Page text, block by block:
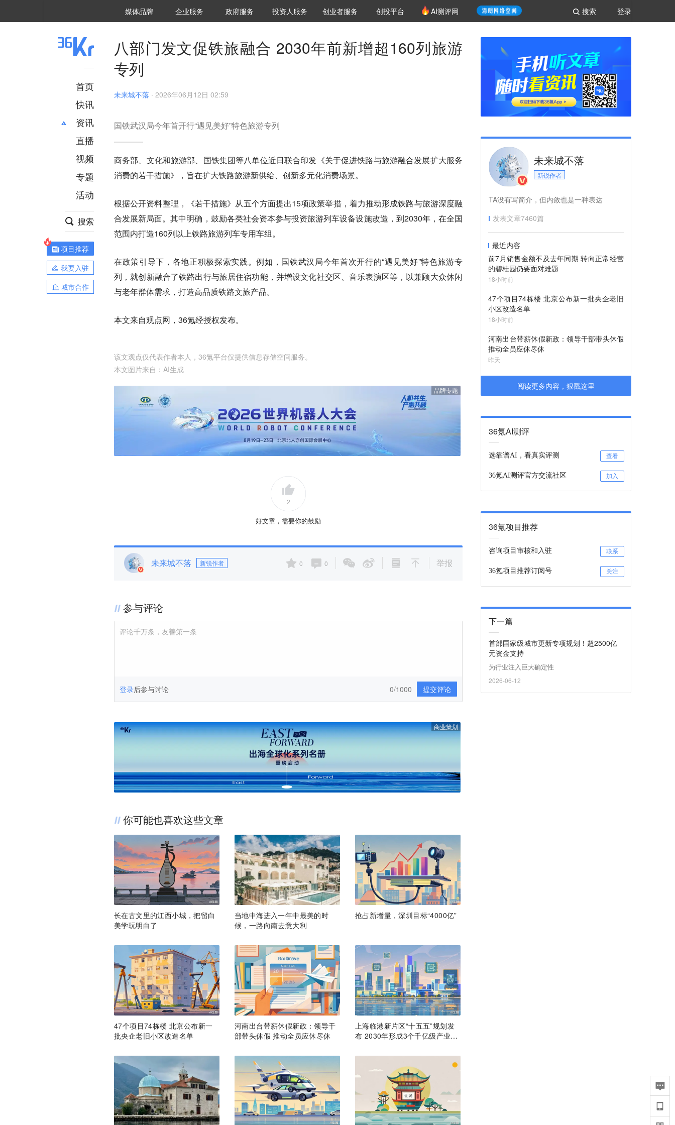
登录
搜索
媒体品牌 36Kr研究院
企业服务 城市之窗
政府服务 VClub投资机构库
投资机构职位推介
投资人服务 创投氪堂
创业者服务 创投平台 AI测评网
首页
快讯
资讯
推荐
财经
项目推荐
安徽
直播
视频
专题
活动
搜索
项目推荐
我要入驻
城市合作
八部门发文促铁旅融合 2030年前新增超160列旅游
专列
未来城不落 · 2026年06月12日 02:59
国铁武汉局今年首开行“遇见美好”特色旅游专列
商务部、文化和旅游部、国铁集团等八单位近日联合印发《关于促进铁路与旅游融合发展扩大服务
消费的若干措施》，旨在扩大铁路旅游新供给、创新多元化消费场景。
根据公开资料整理，《若干措施》从五个方面提出15项政策举措，着力推动形成铁路与旅游深度融
合发展新局面。其中明确，鼓励各类社会资本参与投资旅游列车设备设施改造，到2030年，在全国
范围内打造160列以上铁路旅游列车专用车组。
在政策引导下，各地正积极探索实践。例如，国铁武汉局今年首次开行的“遇见美好”特色旅游专
列，就创新融合了铁路出行与旅居住宿功能，并增设文化社交区、音乐表演区等，以兼顾大众休闲
与老年群体需求，打造高品质铁路文旅产品。
本文来自观点网，36氪经授权发布。
该文观点仅代表作者本人，36氪平台仅提供信息存储空间服务。
本文图片来自： AI生成
品牌专题
2
好文章，需要你的鼓励
未来城不落 新锐作者 0 0 举报
参与评论
评论千万条，友善第一条
登录后参与讨论 提交评论
0/1000
商业策划
你可能也喜欢这些文章
长在古文里的江西小城，把留白
美学玩明白了
当地中海进入一年中最美的时
候，一路向南去意大利
抢占新增量，深圳目标“4000亿”
47个项目74栋楼 北京公布新一
批央企老旧小区改造名单
河南出台带薪休假新政：领导干
部带头休假 推动全员应休尽休
上海临港新片区“十五五”规划发
布 2030年形成3个千亿级产业集
未来城不落
新锐作者
TA没有写简介，但内敛也是一种表达
发表文章7460篇
最近内容
前7月销售金额不及去年同期 转向正常经营
的碧桂园仍要面对难题
18小时前
47个项目74栋楼 北京公布新一批央企老旧
小区改造名单
18小时前
河南出台带薪休假新政：领导干部带头休假
推动全员应休尽休
昨天
阅读更多内容，狠戳这里
36氪AI测评
选靠谱AI，看真实评测 查看
36氪AI测评官方交流社区 加入
36氪项目推荐
咨询项目审核和入驻 联系
36氪项目推荐订阅号 关注
下一篇
首部国家级城市更新专项规划！超2500亿
元资金支持
为行业注入巨大确定性
2026-06-12